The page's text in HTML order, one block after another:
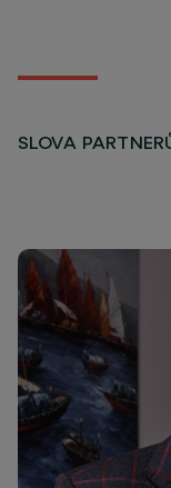
SLOVA